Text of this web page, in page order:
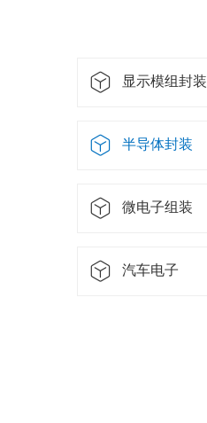
显示模组封装
半导体封装
微电子组装
汽车电子